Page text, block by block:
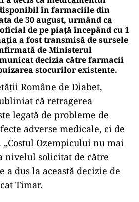
în farmaciile din
de 30 august, urmând ca
de pe piață începând cu 1
a fost transmisă de sursele
de Ministerul
decizia către farmacii
stocurilor existente.
Române de Diabet,
că retragerea
legată de probleme de
adverse medicale, ci de
Ozempicului nu mai
nivelul solicitat de către
a dus la această decizie de
Timar.